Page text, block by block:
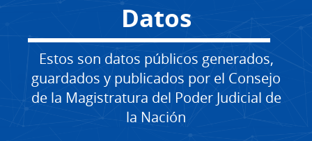
Datos
Estos son datos públicos generados,
guardados y publicados por el Consejo
de la Magistratura del Poder Judicial de
la Nación